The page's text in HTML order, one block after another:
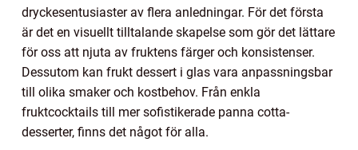
dryckesentusiaster av flera anledningar. För det första
är det en visuellt tilltalande skapelse som gör det lättare
för oss att njuta av fruktens färger och konsistenser.
Dessutom kan frukt dessert i glas vara anpassningsbar
till olika smaker och kostbehov. Från enkla
fruktcocktails till mer sofistikerade panna cotta-
desserter, finns det något för alla.